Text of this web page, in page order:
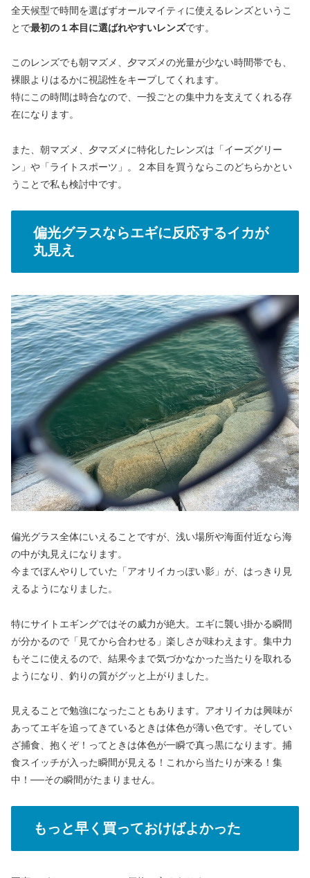
全天候型で時間を選ばずオールマイティに使えるレンズというこ
とで最初の１本目に選ばれやすいレンズです。
このレンズでも朝マズメ、夕マズメの光量が少ない時間帯でも、
裸眼よりはるかに視認性をキープしてくれます。
特にこの時間は時合なので、一投ごとの集中力を支えてくれる存
在になります。
また、朝マズメ、夕マズメに特化したレンズは「イーズグリー
ン」や「ライトスポーツ」。２本目を買うならこのどちらかとい
うことで私も検討中です。
偏光グラスならエギに反応するイカが
丸見え
偏光グラス全体にいえることですが、浅い場所や海面付近なら海
の中が丸見えになります。
今までぼんやりしていた「アオリイカっぽい影」が、はっきり見
えるようになりました。
特にサイトエギングではその威力が絶大。エギに襲い掛かる瞬間
が分かるので「見てから合わせる」楽しさが味わえます。集中力
もそこに使えるので、結果今まで気づかなかった当たりを取れる
ようになり、釣りの質がグッと上がりました。
見えることで勉強になったこともあります。アオリイカは興味が
あってエギを追ってきているときは体色が薄い色です。そしてい
ざ捕食、抱くぞ！ってときは体色が一瞬で真っ黒になります。捕
食スイッチが入った瞬間が見える！これから当たりが来る！集
中！──その瞬間がたまりません。
もっと早く買っておけばよかった